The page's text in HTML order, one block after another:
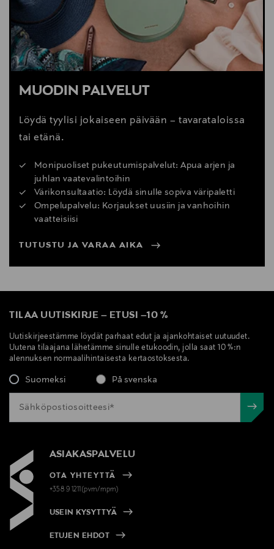
MUODIN PALVELUT
Löydä tyylisi jokaiseen päivään – tavarataloissa
tai etänä.
Monipuoliset pukeutumispalvelut: Apua arjen ja
juhlan vaatevalintoihin
Värikonsultaatio: Löydä sinulle sopiva väripaletti
Ompelupalvelu: Korjaukset uusiin ja vanhoihin
vaatteisiisi
TUTUSTU JA VARAA AIKA
TILAA UUTISKIRJE – ETUSI –10 %
Uutiskirjeestämme löydät parhaat edut ja ajankohtaiset uutuudet.
Uutena tilaajana lähetämme sinulle etukoodin, jolla saat 10 %:n
alennuksen normaalihintaisesta kertaostoksesta.
Suomeksi På svenska
ASIAKASPALVELU
OTA YHTEYTTÄ
+358 9 1211(pvm/mpm)
USEIN KYSYTTYÄ
ETUJEN EHDOT